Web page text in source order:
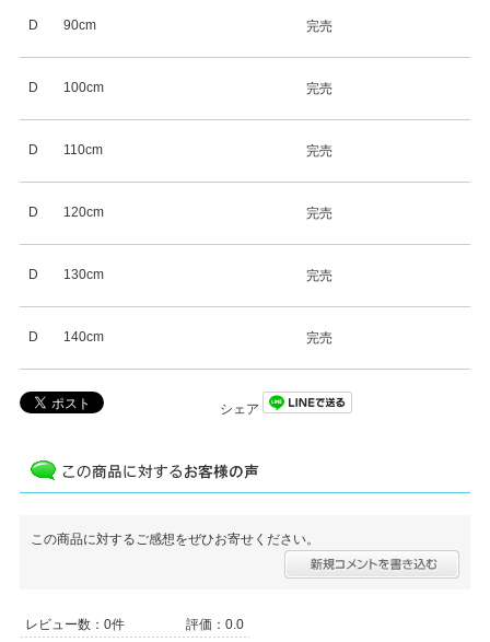
D 90cm 完売
D 100cm 完売
D 110cm 完売
D 120cm 完売
D 130cm 完売
D 140cm 完売
シェア
この商品に対するご感想をぜひお寄せください。
レビュー数：0件 評価：0.0